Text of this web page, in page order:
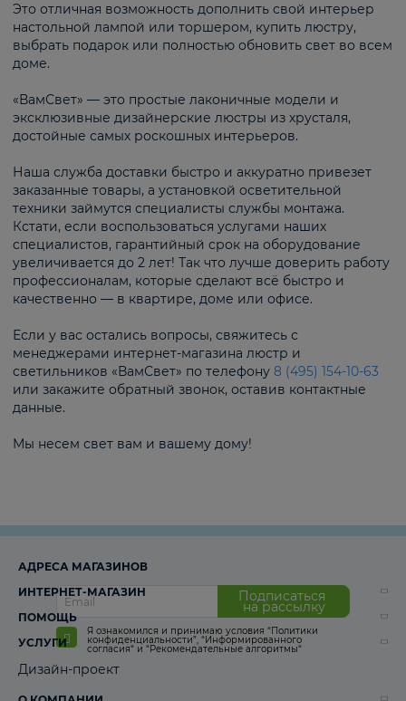
Это отличная возможность дополнить свой интерьер
настольной лампой или торшером, купить люстру,
выбрать подарок или полностью обновить свет во всем
доме.
«ВамСвет» — это простые лаконичные модели и
эксклюзивные дизайнерские люстры из хрусталя,
достойные самых роскошных интерьеров.
Наша служба доставки быстро и аккуратно привезет
заказанные товары, а установкой осветительной
техники займутся специалисты службы монтажа.
Кстати, если воспользоваться услугами наших
специалистов, гарантийный срок на оборудование
увеличивается до 2 лет! Так что лучше доверить работу
профессионалам, которые сделают всё быстро и
качественно — в квартире, доме или офисе.
Если у вас остались вопросы, свяжитесь с
менеджерами интернет-магазина люстр и
светильников «ВамСвет» по телефону 8 (495) 154-10-63
или закажите обратный звонок, оставив контактные
данные.
Мы несем свет вам и вашему дому!
Подписаться
на рассылку
Я ознакомился и принимаю условия “Политики
конфиденциальности”, “Информированного
согласия“ и “Рекомендательные алгоритмы“
АДРЕСА МАГАЗИНОВ
ИНТЕРНЕТ-МАГАЗИН
ПОМОЩЬ
УСЛУГИ
Дизайн-проект